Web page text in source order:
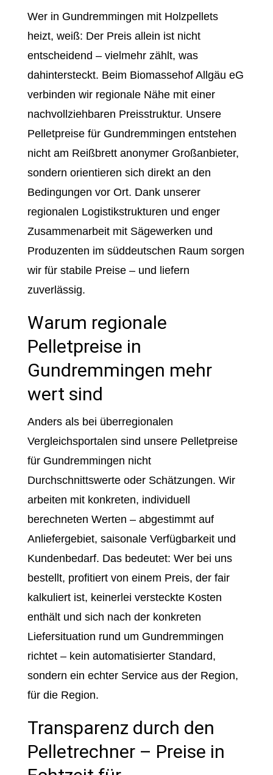
Wer in Gundremmingen mit Holzpellets
heizt, weiß: Der Preis allein ist nicht
entscheidend – vielmehr zählt, was
dahintersteckt. Beim Biomassehof Allgäu eG
verbinden wir regionale Nähe mit einer
nachvollziehbaren Preisstruktur. Unsere
Pelletpreise für Gundremmingen entstehen
nicht am Reißbrett anonymer Großanbieter,
sondern orientieren sich direkt an den
Bedingungen vor Ort. Dank unserer
regionalen Logistikstrukturen und enger
Zusammenarbeit mit Sägewerken und
Produzenten im süddeutschen Raum sorgen
wir für stabile Preise – und liefern
zuverlässig.
Warum regionale
Pelletpreise in
Gundremmingen mehr
wert sind
Anders als bei überregionalen
Vergleichsportalen sind unsere Pelletpreise
für Gundremmingen nicht
Durchschnittswerte oder Schätzungen. Wir
arbeiten mit konkreten, individuell
berechneten Werten – abgestimmt auf
Anliefergebiet, saisonale Verfügbarkeit und
Kundenbedarf. Das bedeutet: Wer bei uns
bestellt, profitiert von einem Preis, der fair
kalkuliert ist, keinerlei versteckte Kosten
enthält und sich nach der konkreten
Liefersituation rund um Gundremmingen
richtet – kein automatisierter Standard,
sondern ein echter Service aus der Region,
für die Region.
Transparenz durch den
Pelletrechner – Preise in